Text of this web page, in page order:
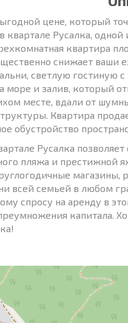
цене, который
Русалка, одной
квартира
снижает ваши
светлую гостиную
море и залив, который
месте, вдали от
Квартира
обустройство
Русалка
пляжа и престижной
магазины,
всей семьей в любом
спросу на аренду в
капитала.